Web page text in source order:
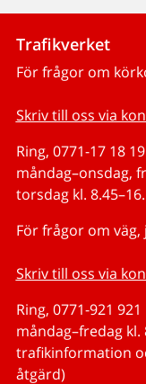
Trafikverket
För frågor om
Skriv till oss via
Ring, 0771-17 18 19
måndag–onsdag,
torsdag kl.
För frågor om
Skriv till oss via
Ring, 0771-921 921
måndag–fredag
trafikinformation
åtgärd)